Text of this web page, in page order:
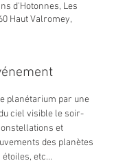
d'Hotonnes, Les
Haut Valromey,
planétarium par une
ciel visible le soir-
et
des planètes
etc...